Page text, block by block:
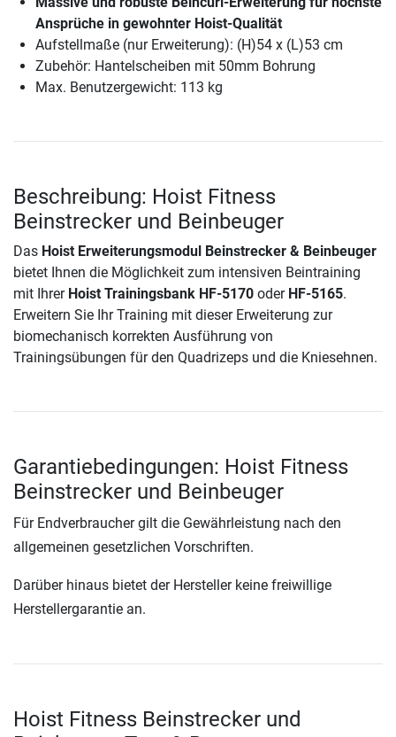
Ansprüche in gewohnter Hoist-Qualität
Aufstellmaße (nur Erweiterung): (H)54 x (L)53 cm
Zubehör: Hantelscheiben mit 50mm Bohrung
Max. Benutzergewicht: 113 kg
Beschreibung: Hoist Fitness
Beinstrecker und Beinbeuger
Das Hoist Erweiterungsmodul Beinstrecker & Beinbeuger
bietet Ihnen die Möglichkeit zum intensiven Beintraining
mit Ihrer Hoist Trainingsbank HF-5170 oder HF-5165.
Erweitern Sie Ihr Training mit dieser Erweiterung zur
biomechanisch korrekten Ausführung von
Trainingsübungen für den Quadrizeps und die Kniesehnen.
Garantiebedingungen: Hoist Fitness
Beinstrecker und Beinbeuger
Für Endverbraucher gilt die Gewährleistung nach den
allgemeinen gesetzlichen Vorschriften.
Darüber hinaus bietet der Hersteller keine freiwillige
Herstellergarantie an.
Hoist Fitness Beinstrecker und